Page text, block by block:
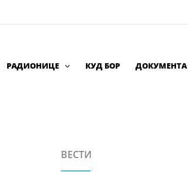
РАДИОНИЦЕ КУД БОР ДОКУМЕНТА
ВЕСТИ